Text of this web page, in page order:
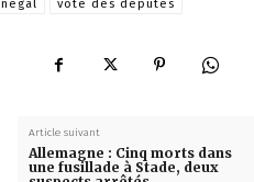
vote des députés
Article suivant
Allemagne : Cinq morts dans
une fusillade à Stade, deux